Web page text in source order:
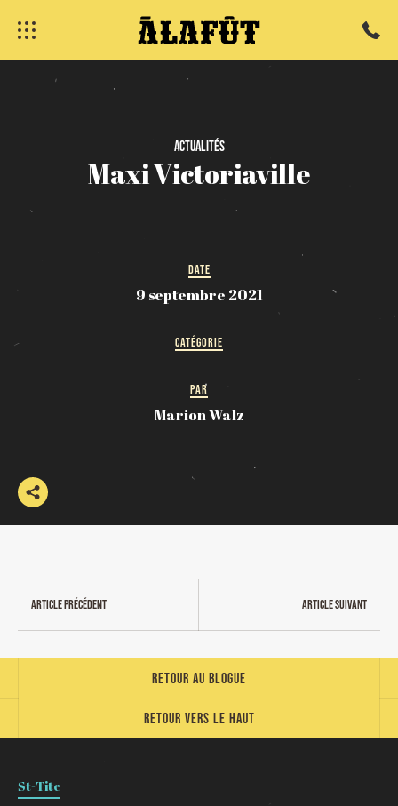
Actualités
MaxiVictoriaville
DATE
9 septembre 2021
CATÉGORIE
PAR
Marion Walz
Article précédent Article suivant
Retour vers le haut
Retour au blogue
St-Tite